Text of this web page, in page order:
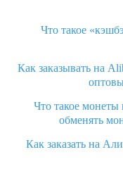
Что такое
Как заказывать на
Что такое монеты
обменять
Как заказать на
Что значит статус